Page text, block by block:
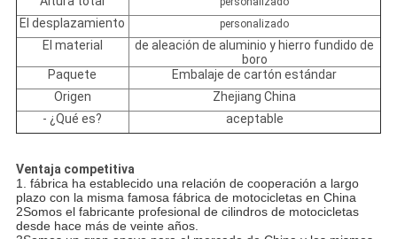
El desplazamiento personalizado
El material
de aleación de aluminio y hierro fundido de
boro
Paquete
Embalaje de cartón estándar
Origen
Zhejiang China
- ¿Qué es?
aceptable
Ventaja competitiva
1. fábrica ha establecido una relación de cooperación a largo
plazo con la misma famosa fábrica de motocicletas en China
2Somos el fabricante profesional de cilindros de motocicletas
desde hace más de veinte años.